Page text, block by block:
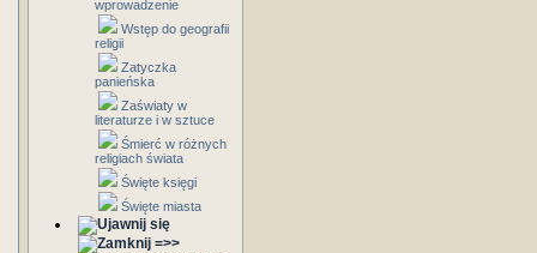
wprowadzenie
Wstęp do geografii
religii
Zatyczka
panieńska
Zaświaty w
literaturze i w sztuce
Śmierć w różnych
religiach świata
Święte księgi
Święte miasta
=>>